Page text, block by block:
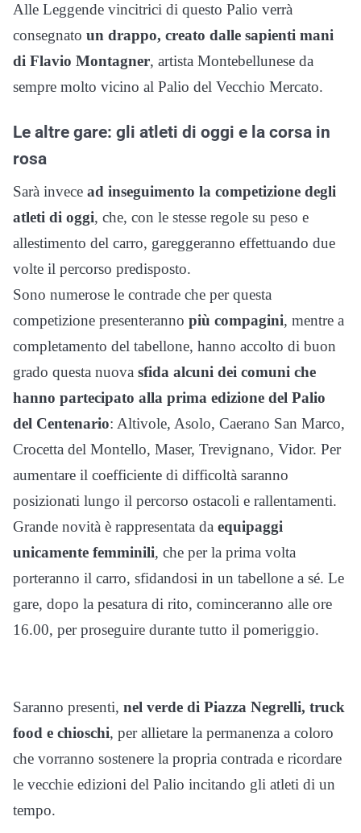
Alle Leggende vincitrici di questo Palio verrà
consegnato un drappo, creato dalle sapienti mani
di Flavio Montagner, artista Montebellunese da
sempre molto vicino al Palio del Vecchio Mercato.
Le altre gare: gli atleti di oggi e la corsa in
rosa
Sarà invece ad inseguimento la competizione degli
atleti di oggi, che, con le stesse regole su peso e
allestimento del carro, gareggeranno effettuando due
volte il percorso predisposto.
Sono numerose le contrade che per questa
competizione presenteranno più compagini, mentre a
completamento del tabellone, hanno accolto di buon
grado questa nuova sfida alcuni dei comuni che
hanno partecipato alla prima edizione del Palio
del Centenario: Altivole, Asolo, Caerano San Marco,
Crocetta del Montello, Maser, Trevignano, Vidor. Per
aumentare il coefficiente di difficoltà saranno
posizionati lungo il percorso ostacoli e rallentamenti.
Grande novità è rappresentata da equipaggi
unicamente femminili, che per la prima volta
porteranno il carro, sfidandosi in un tabellone a sé. Le
gare, dopo la pesatura di rito, cominceranno alle ore
16.00, per proseguire durante tutto il pomeriggio.
Saranno presenti, nel verde di Piazza Negrelli, truck
food e chioschi, per allietare la permanenza a coloro
che vorranno sostenere la propria contrada e ricordare
le vecchie edizioni del Palio incitando gli atleti di un
tempo.